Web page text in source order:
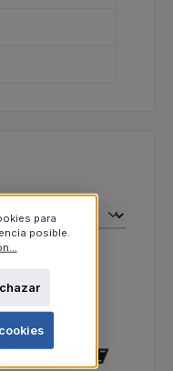
para
posible.